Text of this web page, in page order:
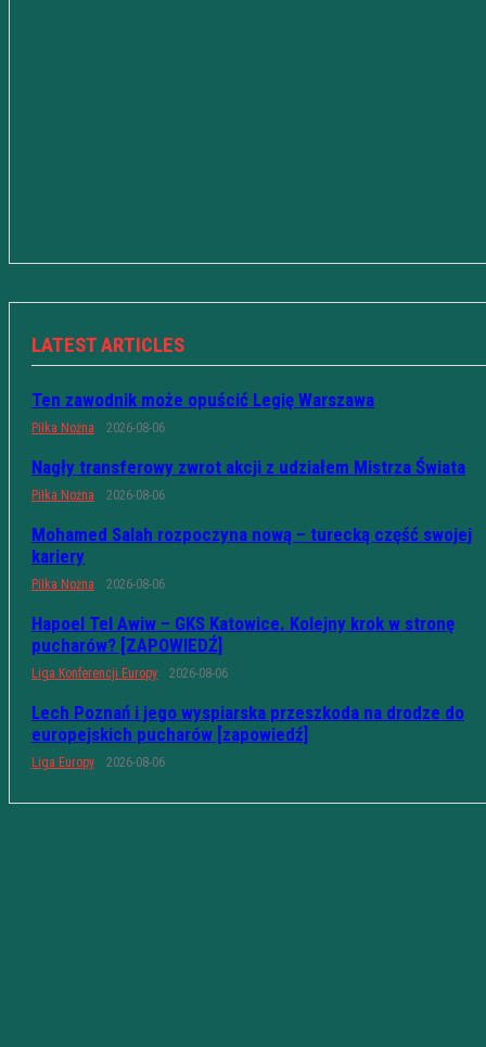
LATEST ARTICLES
Ten zawodnik może opuścić Legię Warszawa
Piłka Nożna 2026-08-06
Nagły transferowy zwrot akcji z udziałem Mistrza Świata
Piłka Nożna 2026-08-06
Mohamed Salah rozpoczyna nową – turecką część swojej
kariery
Piłka Nożna 2026-08-06
Hapoel Tel Awiw – GKS Katowice. Kolejny krok w stronę
pucharów? [ZAPOWIEDŹ]
Liga Konferencji Europy 2026-08-06
Lech Poznań i jego wyspiarska przeszkoda na drodze do
europejskich pucharów [zapowiedź]
Liga Europy 2026-08-06